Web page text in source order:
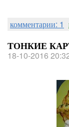
комментарии: 1
ТОНКИЕ
18-10-2016